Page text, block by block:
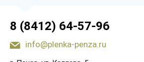
8 (8412) 64-57-96
info@plenka-penza.ru